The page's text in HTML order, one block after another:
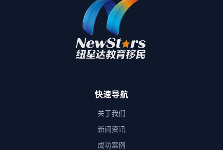
快速导航
关于我们
新闻资讯
成功案例